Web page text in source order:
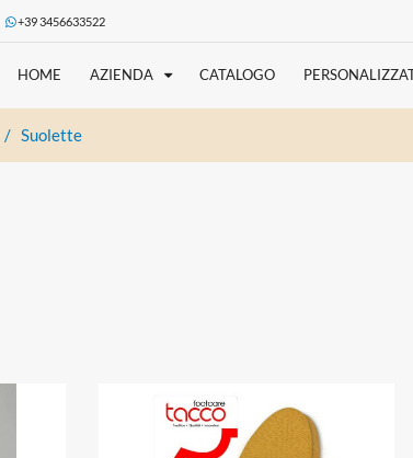
+39 3456633522
HOME AZIENDA CATALOGO
/ Suolette